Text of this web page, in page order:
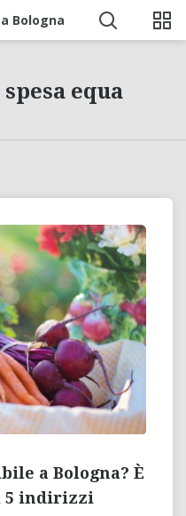
Bologna
equa
a Bologna? È
5 indirizzi